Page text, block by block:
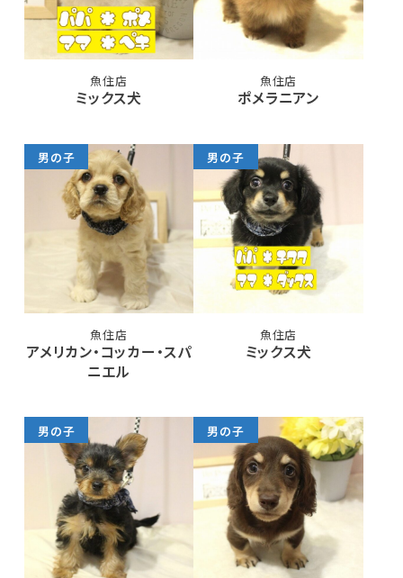
魚住店
ミックス犬
魚住店
ポメラニアン
男の子
魚住店
アメリカン・コッカー・スパ
ニエル
男の子
魚住店
ミックス犬
男の子 男の子